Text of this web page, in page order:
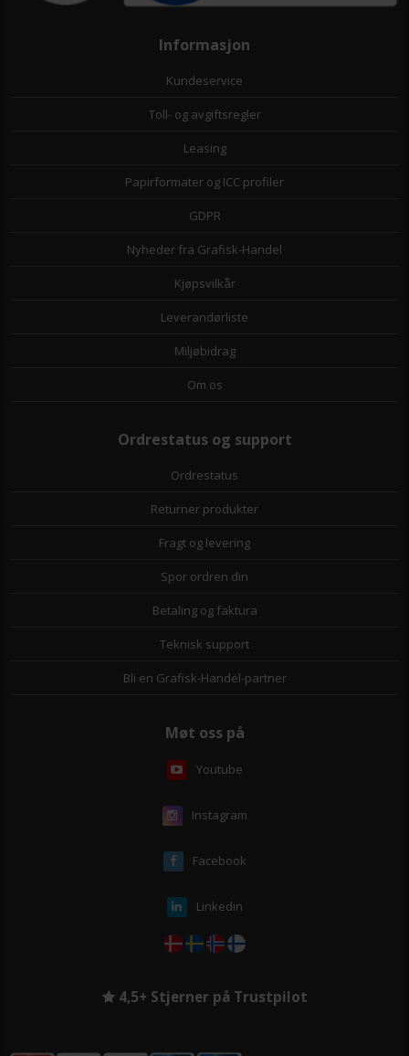
Informasjon
Kundeservice
Toll- og avgiftsregler
Leasing
Papirformater og ICC profiler
GDPR
Nyheder fra Grafisk-Handel
Kjøpsvilkår
Leverandørliste
Miljøbidrag
Om os
Ordrestatus og support
Ordrestatus
Returner produkter
Fragt og levering
Spor ordren din
Betaling og faktura
Teknisk support
Bli en Grafisk-Handel-partner
Møt oss på
Youtube
Instagram
Facebook
Linkedin
4,5+ Stjerner på Trustpilot